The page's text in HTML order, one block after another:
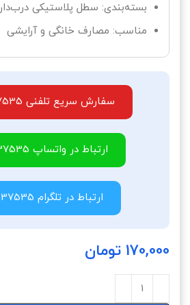
بسته‌بندی: سطل پلاستیکی درب‌دار
مناسب: مصارف خانگی و آرایشی
سفارش سریع تلفنی 09120437535
ارتباط در واتساپ 09120437535
ارتباط در تلگرام 09120437535
170,000 تومان